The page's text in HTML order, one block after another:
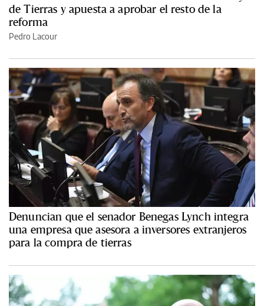
de Tierras y apuesta a aprobar el resto de la
reforma
Pedro Lacour
Denuncian que el senador Benegas Lynch integra
una empresa que asesora a inversores extranjeros
para la compra de tierras